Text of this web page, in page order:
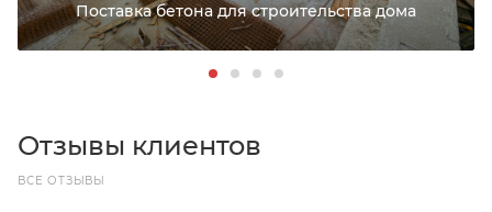
Поставка бетона для строительства дома
Отзывы клиентов
ВСЕ ОТЗЫВЫ